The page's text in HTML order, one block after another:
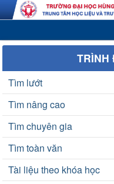
TRÌNH
Tìm lướt
Tìm nâng cao
Tìm chuyên gia
Tìm toàn văn
Tài liệu theo khóa học